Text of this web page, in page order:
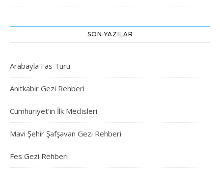
SON YAZILAR
Arabayla Fas Turu
Anıtkabir Gezi Rehberi
Cumhuriyet’in İlk Meclisleri
Mavi Şehir Şafşavan Gezi Rehberi
Fes Gezi Rehberi